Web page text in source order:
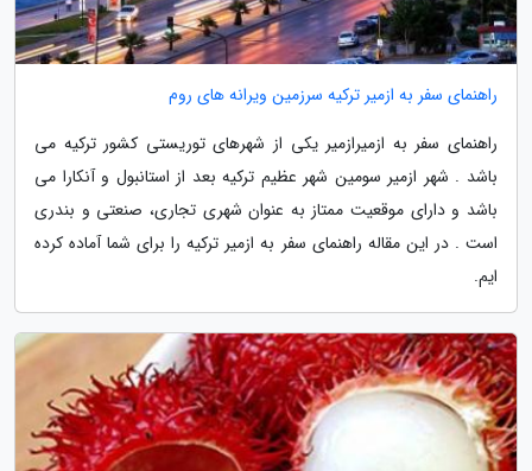
راهنمای سفر به ازمیر ترکیه سرزمین ویرانه های روم
راهنمای سفر به ازمیرازمیر یکی از شهرهای توریستی کشور ترکیه می
باشد . شهر ازمیر سومین شهر عظیم ترکیه بعد از استانبول و آنکارا می
باشد و دارای موقعیت ممتاز به عنوان شهری تجاری، صنعتی و بندری
است . در این مقاله راهنمای سفر به ازمیر ترکیه را برای شما آماده کرده
ایم.